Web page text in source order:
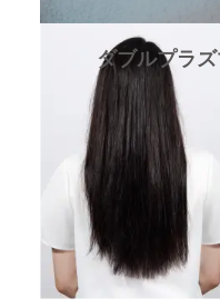
乾燥後の光沢度の比
ダブルプラ